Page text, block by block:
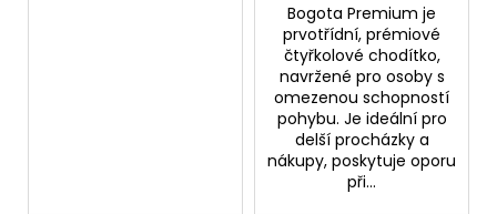
Bogota Premium je
prvotřídní, prémiové
čtyřkolové chodítko,
navržené pro osoby s
omezenou schopností
pohybu. Je ideální pro
delší procházky a
nákupy, poskytuje oporu
při...